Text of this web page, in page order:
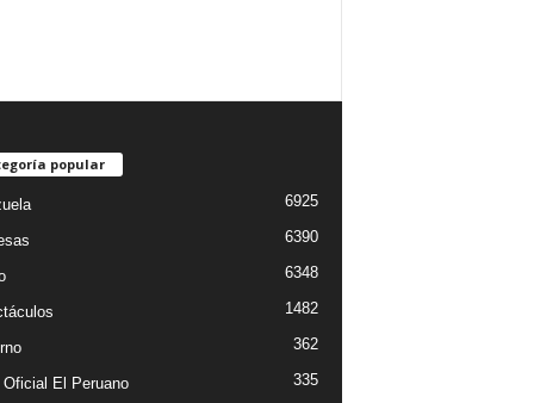
popular
6925
6390
6348
1482
362
Oficial El Peruano 335